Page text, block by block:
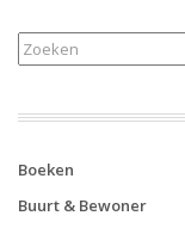
Zoeken
Boeken
Buurt & Bewoner